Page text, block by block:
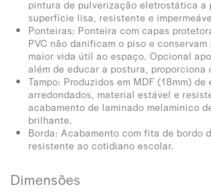
pintura de pulverização eletrostática a
superfície lisa, resistente e
Ponteiras: Ponteira com capas
PVC não danificam o piso e
maior vida útil ao espaço. Opcional
além de educar a postura,
Tampo: Produzidos em MDF (18mm)
arredondados, material estável e
acabamento de laminado melamínico
brilhante.
Borda: Acabamento com fita de bordo
resistente ao cotidiano escolar.
Dimensões